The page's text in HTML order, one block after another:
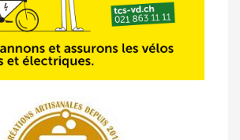
23/04 - Classement Route -4e Pringy -
Moléson (TdC #3)
14/04 -Photos -Les photos du 5e GP
de Semsales
14/04 -Classement Route -
Semsales (TdC #2)